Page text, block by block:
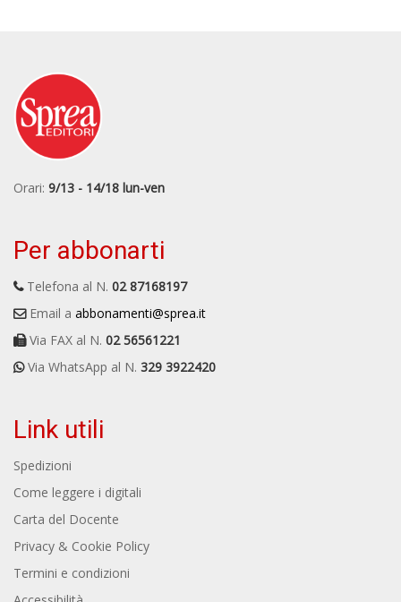
Orari: 9/13 - 14/18 lun-ven
Per abbonarti
Telefona al N. 02 87168197
Email a abbonamenti@sprea.it
Via FAX al N. 02 56561221
Via WhatsApp al N. 329 3922420
Link utili
Spedizioni
Come leggere i digitali
Carta del Docente
Privacy & Cookie Policy
Termini e condizioni